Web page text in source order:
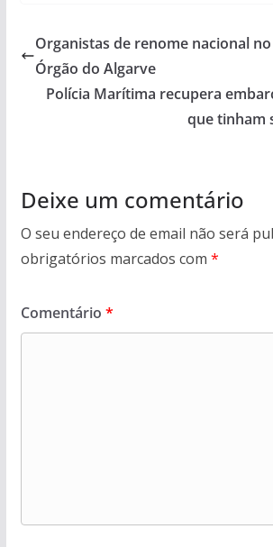
Organistas de renome nacional
Órgão do Algarve
Polícia Marítima recupera
que tinham
Deixe um comentário
O seu endereço de email não será
obrigatórios marcados com *
Comentário *